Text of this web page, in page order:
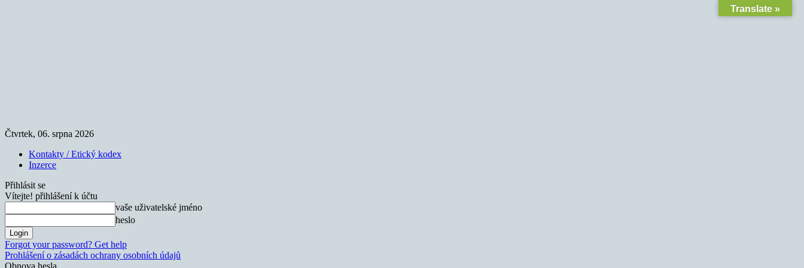
Čtvrtek, 06. srpna 2026
Kontakty / Etický kodex
Inzerce
Přihlásit se
Vítejte! přihlášení k účtu
vaše uživatelské jméno
heslo
Forgot your password? Get help
Prohlášení o zásadách ochrany osobních údajů
Obnova hesla
Translate »